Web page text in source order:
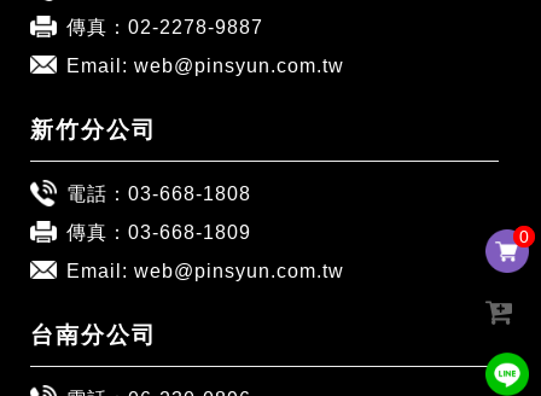
0
0
傳真：02-2278-9887
Email: web@pinsyun.com.tw
新竹分公司
電話： 03-668-1808
傳真：03-668-1809
Email: web@pinsyun.com.tw
台南分公司